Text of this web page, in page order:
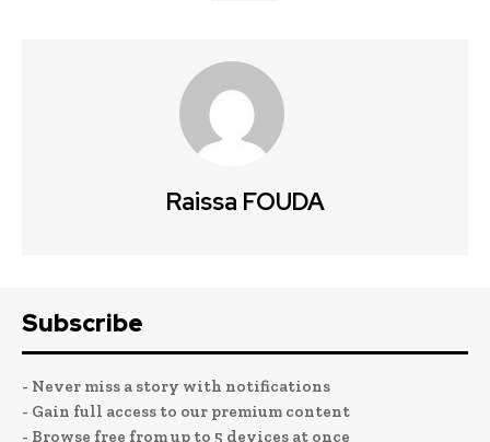
Raissa FOUDA
Subscribe
- Never miss a story with notifications
- Gain full access to our premium content
- Browse free from up to 5 devices at once